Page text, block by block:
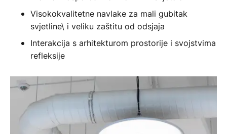
Visokokvalitetne navlake za mali gubitak
svjetline\ i veliku zaštitu od odsjaja
Interakcija s arhitekturom prostorije i svojstvima
refleksije